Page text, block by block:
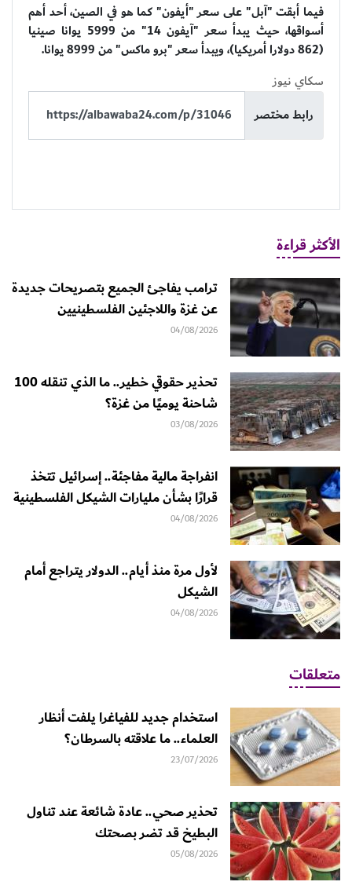
فيما أبقت "آبل" على سعر "أيفون" كما هو في الصين، أحد أهم
أسواقها، حيث يبدأ سعر "آيفون 14" من 5999 يوانا صينيا
(862 دولارا أمريكيا)، ويبدأ سعر "برو ماكس" من 8999 يوانا.
سكاي نيوز
رابط مختصر
الأكثر قراءة
ترامب يفاجئ الجميع بتصريحات جديدة
عن غزة واللاجئين الفلسطينيين
04/08/2026
تحذير حقوقي خطير.. ما الذي تنقله 100
شاحنة يوميًا من غزة؟
03/08/2026
انفراجة مالية مفاجئة.. إسرائيل تتخذ
قرارًا بشأن مليارات الشيكل الفلسطينية
04/08/2026
لأول مرة منذ أيام.. الدولار يتراجع أمام
الشيكل
04/08/2026
متعلقات
استخدام جديد للفياغرا يلفت أنظار
العلماء.. ما علاقته بالسرطان؟
23/07/2026
تحذير صحي.. عادة شائعة عند تناول
البطيخ قد تضر بصحتك
05/08/2026